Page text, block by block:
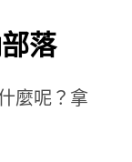
落
麼呢？拿